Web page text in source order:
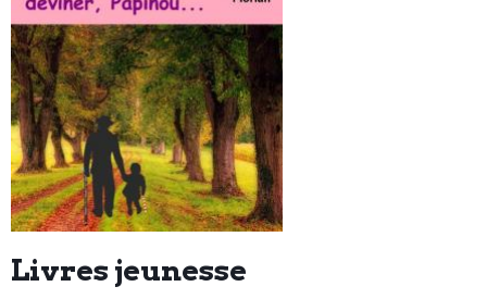
Livres jeunesse